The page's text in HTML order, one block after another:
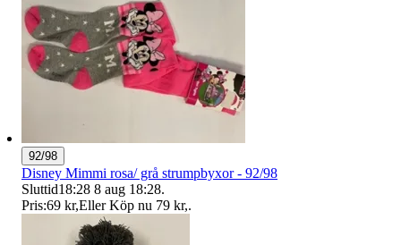
92/98
Disney Mimmi rosa/ grå strumpbyxor - 92/98
Sluttid18:28 8 aug 18:28.
Pris:69 kr,Eller Köp nu 79 kr,.